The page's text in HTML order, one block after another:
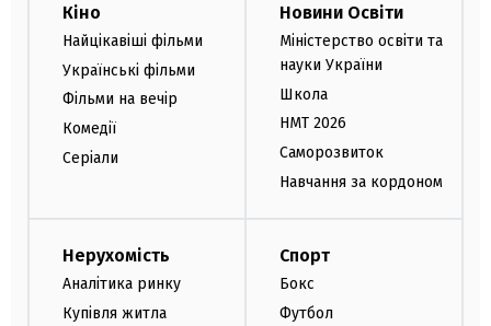
Кіно
Найцікавіші фільми
Українські фільми
Фільми на вечір
Комедії
Серіали
Новини Освіти
Міністерство освіти та
науки України
Школа
НМТ 2026
Саморозвиток
Навчання за кордоном
Нерухомість
Аналітика ринку
Купівля житла
Спорт
Бокс
Футбол